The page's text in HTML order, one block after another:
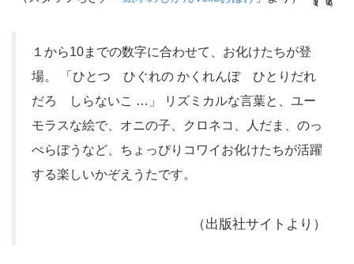
１から10までの数字に合わせて、お化けたちが登
場。 「ひとつ ひぐれの かくれんぼ ひとりだれ
だろ しらないこ …」 リズミカルな言葉と、ユー
モラスな絵で、オニの子、クロネコ、人だま、のっ
ぺらぼうなど、ちょっぴりコワイお化けたちが活躍
する楽しいかぞえうたです。
（出版社サイトより）